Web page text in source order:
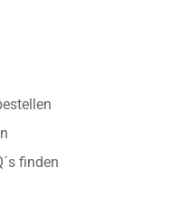
finden